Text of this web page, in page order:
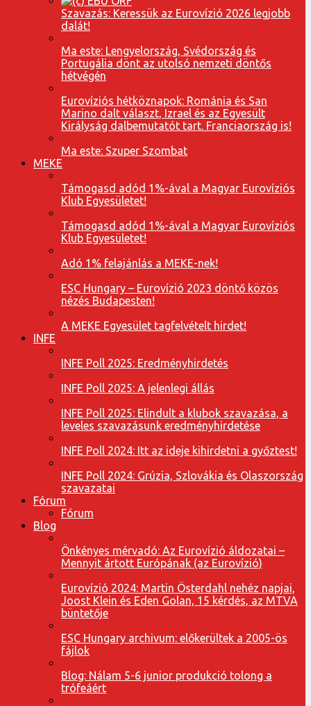
Szavazás: Keressük az Eurovízió 2026 legjobb
dalát!
Ma este: Lengyelország, Svédország és
Portugália dönt az utolsó nemzeti döntős
hétvégén
Eurovíziós hétköznapok: Románia és San
Marino dalt választ, Izrael és az Egyesült
Királyság dalbemutatót tart. Franciaország is!
Ma este: Szuper Szombat
MEKE
Támogasd adód 1%-ával a Magyar Eurovíziós
Klub Egyesületet!
Támogasd adód 1%-ával a Magyar Eurovíziós
Klub Egyesületet!
Adó 1% felajánlás a MEKE-nek!
ESC Hungary – Eurovízió 2023 döntő közös
nézés Budapesten!
A MEKE Egyesület tagfelvételt hirdet!
INFE
INFE Poll 2025: Eredményhirdetés
INFE Poll 2025: A jelenlegi állás
INFE Poll 2025: Elindult a klubok szavazása, a
leveles szavazásunk eredményhirdetése
INFE Poll 2024: Itt az ideje kihirdetni a győztest!
INFE Poll 2024: Grúzia, Szlovákia és Olaszország
szavazatai
Fórum
Fórum
Blog
Önkényes mérvadó: Az Eurovízió áldozatai –
Mennyit ártott Európának (az Eurovízió)
Eurovízió 2024: Martin Österdahl nehéz napjai,
Joost Klein és Eden Golan, 15 kérdés, az MTVA
büntetője
ESC Hungary archivum: előkerültek a 2005-ös
fájlok
Blog: Nálam 5-6 junior produkció tolong a
trófeáért